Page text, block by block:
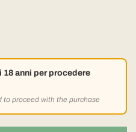
anni per procedere
to proceed with the purchase